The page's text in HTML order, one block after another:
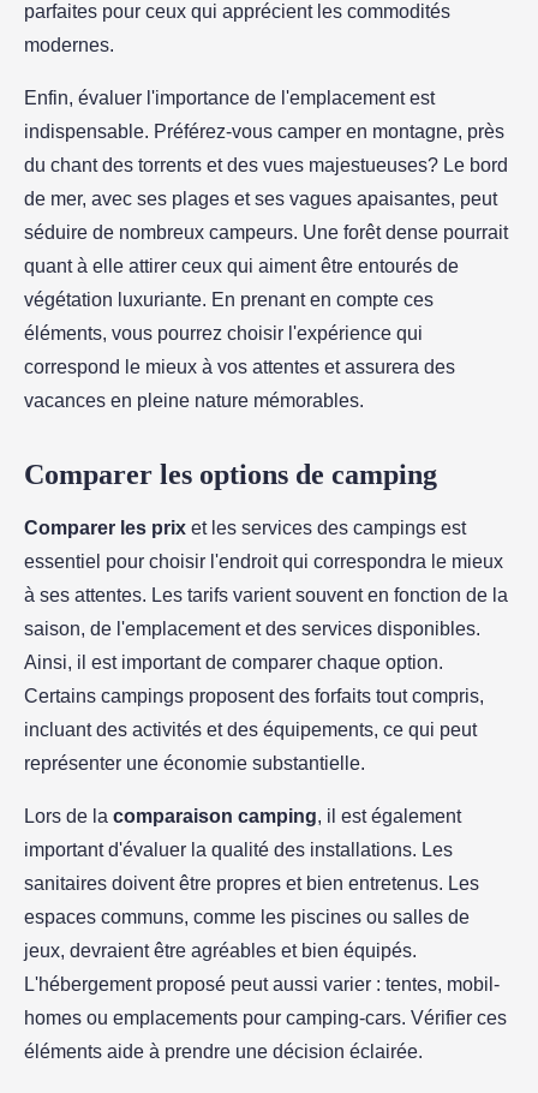
parfaites pour ceux qui apprécient les commodités
modernes.
Enfin, évaluer l'importance de l'emplacement est
indispensable. Préférez-vous camper en montagne, près
du chant des torrents et des vues majestueuses? Le bord
de mer, avec ses plages et ses vagues apaisantes, peut
séduire de nombreux campeurs. Une forêt dense pourrait
quant à elle attirer ceux qui aiment être entourés de
végétation luxuriante. En prenant en compte ces
éléments, vous pourrez choisir l'expérience qui
correspond le mieux à vos attentes et assurera des
vacances en pleine nature mémorables.
Comparer les options de camping
Comparer les prix et les services des campings est
essentiel pour choisir l'endroit qui correspondra le mieux
à ses attentes. Les tarifs varient souvent en fonction de la
saison, de l'emplacement et des services disponibles.
Ainsi, il est important de comparer chaque option.
Certains campings proposent des forfaits tout compris,
incluant des activités et des équipements, ce qui peut
représenter une économie substantielle.
Lors de la comparaison camping, il est également
important d'évaluer la qualité des installations. Les
sanitaires doivent être propres et bien entretenus. Les
espaces communs, comme les piscines ou salles de
jeux, devraient être agréables et bien équipés.
L'hébergement proposé peut aussi varier : tentes, mobil-
homes ou emplacements pour camping-cars. Vérifier ces
éléments aide à prendre une décision éclairée.